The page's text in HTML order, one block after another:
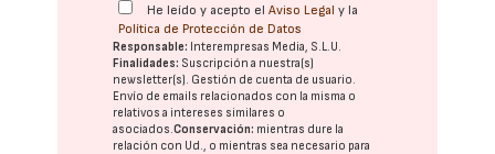
He leído y acepto elAviso Legal y la
Política de Protección de Datos
Responsable: Interempresas Media, S.L.U.
Finalidades: Suscripción a nuestra(s)
newsletter(s). Gestión de cuenta de usuario.
Envío de emails relacionados con la misma o
relativos a intereses similares o
asociados.Conservación: mientras dure la
relación con Ud., o mientras sea necesario para